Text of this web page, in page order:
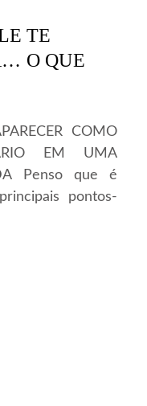
TE
O QUE
COMO
EM UMA
Penso que é
pontos-